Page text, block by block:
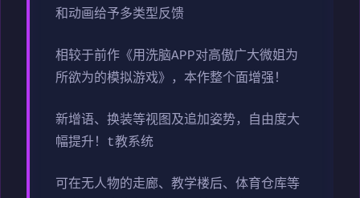
和动画给予多类型反馈
相较于前作《用洗脑APP对高傲广大微姐为
所欲为的模拟游戏》，本作整个面增强！
新增语、换装等视图及追加姿势，自由度大
幅提升！t教系统
可在无人物的走廊、教学楼后、体育仓库等